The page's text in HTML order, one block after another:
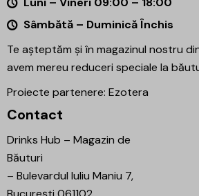
Sâmbătă – Duminică Închis
Te așteptăm și în magazinul nostru
avem mereu reduceri speciale la
Proiecte partenere: Ezotera
Contact
Drinks Hub – Magazin de
Băuturi
– Bulevardul Iuliu Maniu 7,